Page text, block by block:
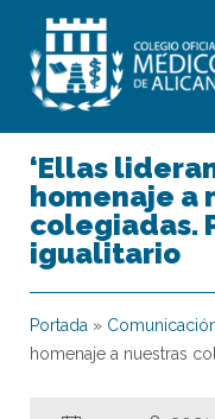
‘Ellas
homenaje a
colegiadas.
igualitario
Portada »
homenaje a nuestras